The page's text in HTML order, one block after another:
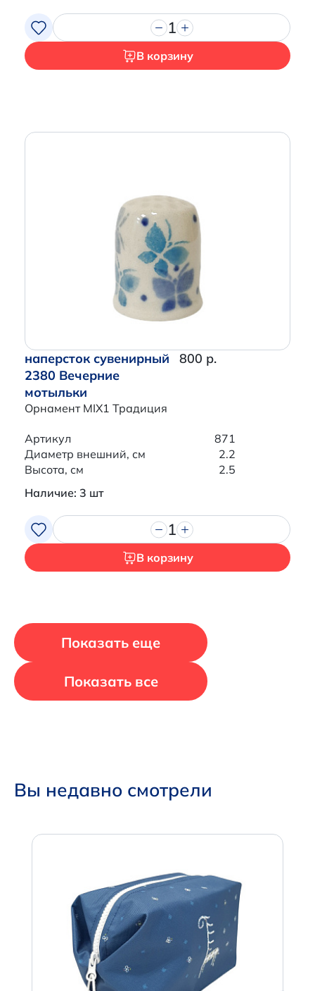
1
В корзину
наперсток сувенирный
2380 Вечерние
мотыльки
Орнамент MIX1 Традиция
800 р.
Артикул
871
Диаметр внешний, см
2.2
Высота, см
2.5
Наличие: 3 шт
1
В корзину
Показать еще
Показать все
Вы недавно смотрели